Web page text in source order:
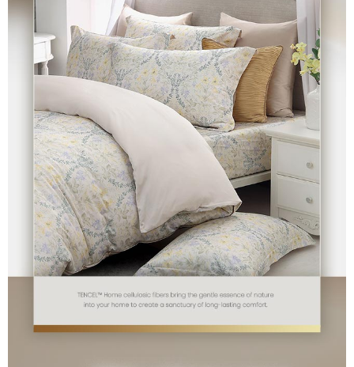
４．使用「AFTEE先享後付」時，將依據個別帳號之用戶狀況，依本公司即
時審查核予不同之上限額度；若仍有額度不足之情形，本公司將視審查結果
請求用戶進行身份認證。
５．嚴禁一人註冊多個帳號或使用他人資訊註冊。若發現惡意使用之情形，
恩沛科技股份有限公司將有權停止該用戶之使用額度並採取法律行動。